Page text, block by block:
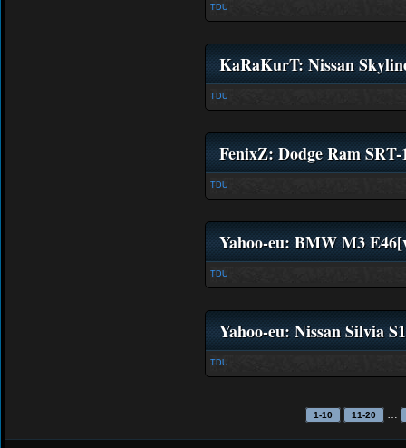
TDU
KaRaKurT: Nissan
TDU
FenixZ: Dodge Ram
TDU
Yahoo-eu: BMW M3
TDU
Yahoo-eu: Nissan Silvia
TDU
1-10 11-20 …